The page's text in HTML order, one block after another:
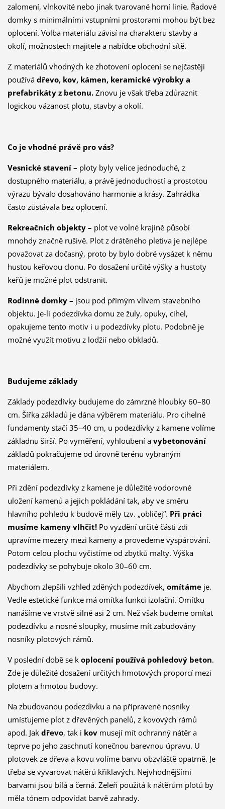
zalomení, vlnkovité nebo jinak tvarované horní linie. Řadové
domky s minimálními vstupními prostorami mohou být bez
oplocení. Volba materiálu závisí na charakteru stavby a
okolí, možnostech majitele a nabídce obchodní sítě.
Z materiálů vhodných ke zhotovení oplocení se nejčastěji
používá dřevo, kov, kámen, keramické výrobky a
prefabrikáty z betonu.Znovu je však třeba zdůraznit
logickou vázanost plotu, stavby a okolí.
Co je vhodné právě pro vás?
Vesnické stavení – ploty byly velice jednoduché, z
dostupného materiálu, a právě jednoduchostí a prostotou
výrazu bývalo dosahováno harmonie a krásy. Zahrádka
často zůstávala bez oplocení.
Rekreačních objekty – plot ve volné krajině působí
mnohdy značně rušivě. Plot z drátěného pletiva je nejlépe
považovat za dočasný, proto by bylo dobré vysázet k němu
hustou keřovou clonu. Po dosažení určité výšky a hustoty
keřů je možné plot odstranit.
Rodinné domky – jsou pod přímým vlivem stavebního
objektu. Je‑li podezdívka domu ze žuly, opuky, cihel,
opakujeme tento motiv i u podezdívky plotu. Podobně je
možné využít motivu z lodžií nebo obkladů.
Budujeme základy
Základy podezdívky budujeme do zámrzné hloubky 60–80
cm. Šířka základů je dána výběrem materiálu. Pro cihelné
fundamenty stačí 35–40 cm, u podezdívky z kamene volíme
základnu širší. Po vyměření, vyhloubení a vybetonování
základů pokračujeme od úrovně terénu vybraným
materiálem.
Při zdění podezdívky z kamene je důležité vodorovné
uložení kamenů a jejich pokládání tak, aby ve směru
hlavního pohledu k budově měly tzv. „obličej“. Při práci
musíme kameny vlhčit!Po vyzdění určité části zdi
upravíme mezery mezi kameny a provedeme vyspárování.
Potom celou plochu vyčistíme od zbytků malty. Výška
podezdívky se pohybuje okolo 30–60 cm.
Abychom zlepšili vzhled zděných podezdívek, omítámeje.
Vedle estetické funkce má omítka funkci izolační. Omítku
nanášíme ve vrstvě silné asi 2 cm. Než však budeme omítat
podezdívku a nosné sloupky, musíme mít zabudovány
nosníky plotových rámů.
V poslední době se k oplocení používá pohledový beton.
Zde je důležité dosažení určitých hmotových proporcí mezi
plotem a hmotou budovy.
Na zbudovanou podezdívku a na připravené nosníky
umísťujeme plot z dřevěných panelů, z kovových rámů
apod. Jak dřevo, tak i kovmusejí mít ochranný nátěr a
teprve po jeho zaschnutí konečnou barevnou úpravu. U
plotovek ze dřeva a kovu volíme barvu obzvláště opatrně. Je
třeba se vyvarovat nátěrů křiklavých. Nejvhodnějšími
barvami jsou bílá a černá. Zeleň použitá k nátěrům plotů by
měla tónem odpovídat barvě zahrady.